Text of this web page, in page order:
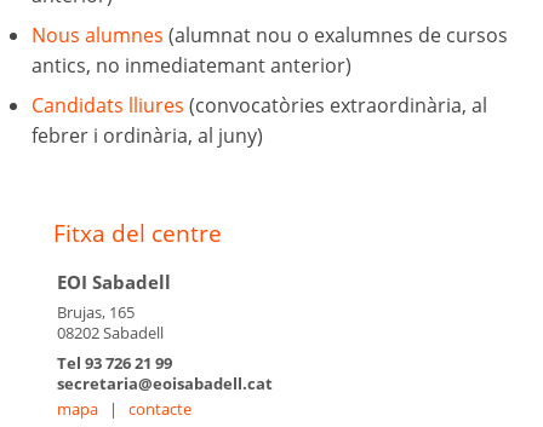
Nous alumnes (alumnat nou o exalumnes de cursos
antics, no inmediatemant anterior)
Candidats lliures (convocatòries extraordinària, al
febrer i ordinària, al juny)
Fitxa del centre
EOI Sabadell
Brujas, 165
08202 Sabadell
Tel 93 726 21 99
secretaria@eoisabadell.cat
mapa
| contacte